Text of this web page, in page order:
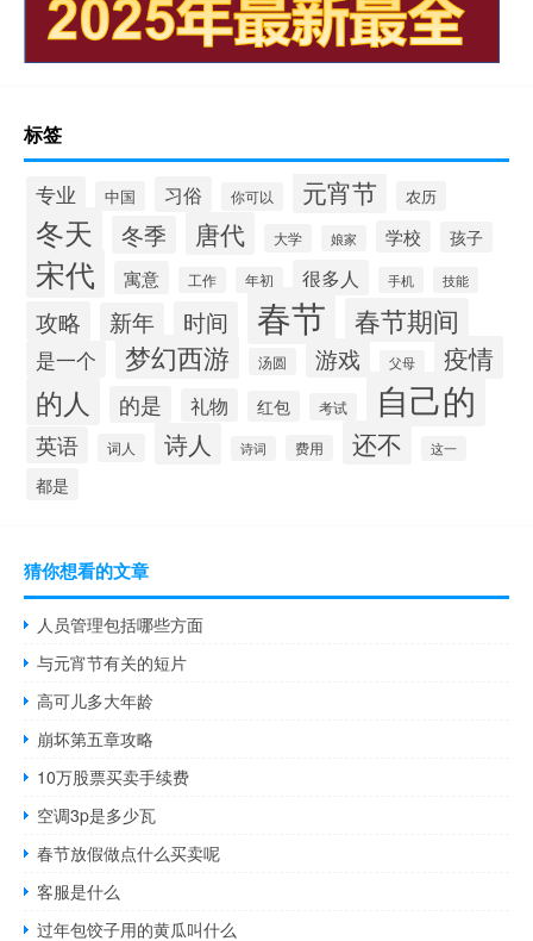
标签
专业 中国 习俗 你可以 元宵节 农历
冬天 冬季 唐代 大学 娘家 学校 孩子
宋代 寓意 工作 年初 很多人 手机 技能
攻略 新年 时间 春节 春节期间
是一个 梦幻西游 汤圆 游戏 父母 疫情
的人 的是 礼物 红包 考试 自己的
英语 词人 诗人 诗词 费用 还不 这一
都是
猜你想看的文章
人员管理包括哪些方面
与元宵节有关的短片
高可儿多大年龄
崩坏第五章攻略
10万股票买卖手续费
空调3p是多少瓦
春节放假做点什么买卖呢
客服是什么
过年包饺子用的黄瓜叫什么